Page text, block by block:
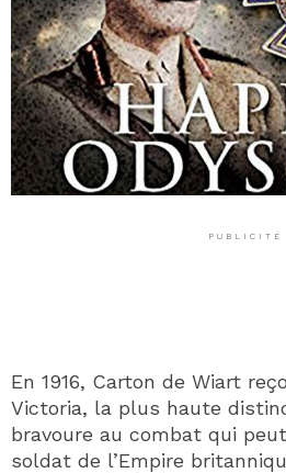
PUBLICITÉ
En 1916, Carton de Wiart
Victoria, la plus haute
bravoure au combat qui
soldat de l’Empire